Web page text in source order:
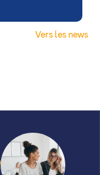
Vers les news